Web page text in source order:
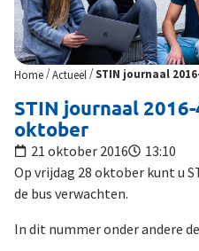
Home/Actueel /STIN journaal
STIN journaal
oktober
21 oktober 2016
13:10
Op vrijdag 28 oktober kunt u
de bus verwachten.
In dit nummer onder andere